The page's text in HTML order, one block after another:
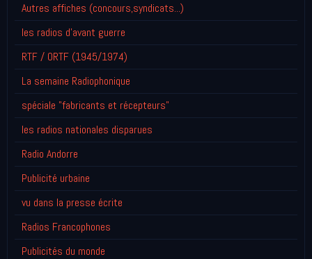
Autres affiches (concours,syndicats...)
les radios d'avant guerre
RTF / ORTF (1945/1974)
La semaine Radiophonique
spéciale "fabricants et récepteurs"
les radios nationales disparues
Radio Andorre
Publicité urbaine
vu dans la presse écrite
Radios Francophones
Publicités du monde